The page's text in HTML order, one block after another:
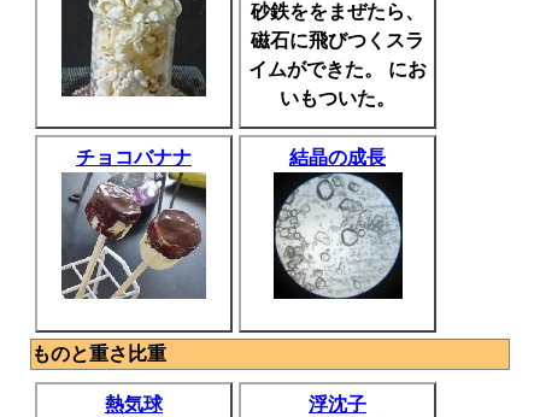
砂鉄ををまぜたら、
磁石に飛びつくスラ
イムができた。 にお
いもついた。
チョコバナナ 結晶の成長
ものと重さ比重
熱気球 浮沈子